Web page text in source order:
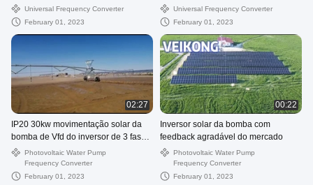
de 18 meses
Universal Frequency Converter
February 01, 2023
Universal Frequency Converter
February 01, 2023
02:27
IP20 30kw movimentação solar da
bomba de Vfd do inversor de 3 fases
garantia de 18 meses
Photovoltaic Water Pump
Frequency Converter
February 01, 2023
00:22
Inversor solar da bomba com
feedback agradável do mercado
Photovoltaic Water Pump
Frequency Converter
February 01, 2023